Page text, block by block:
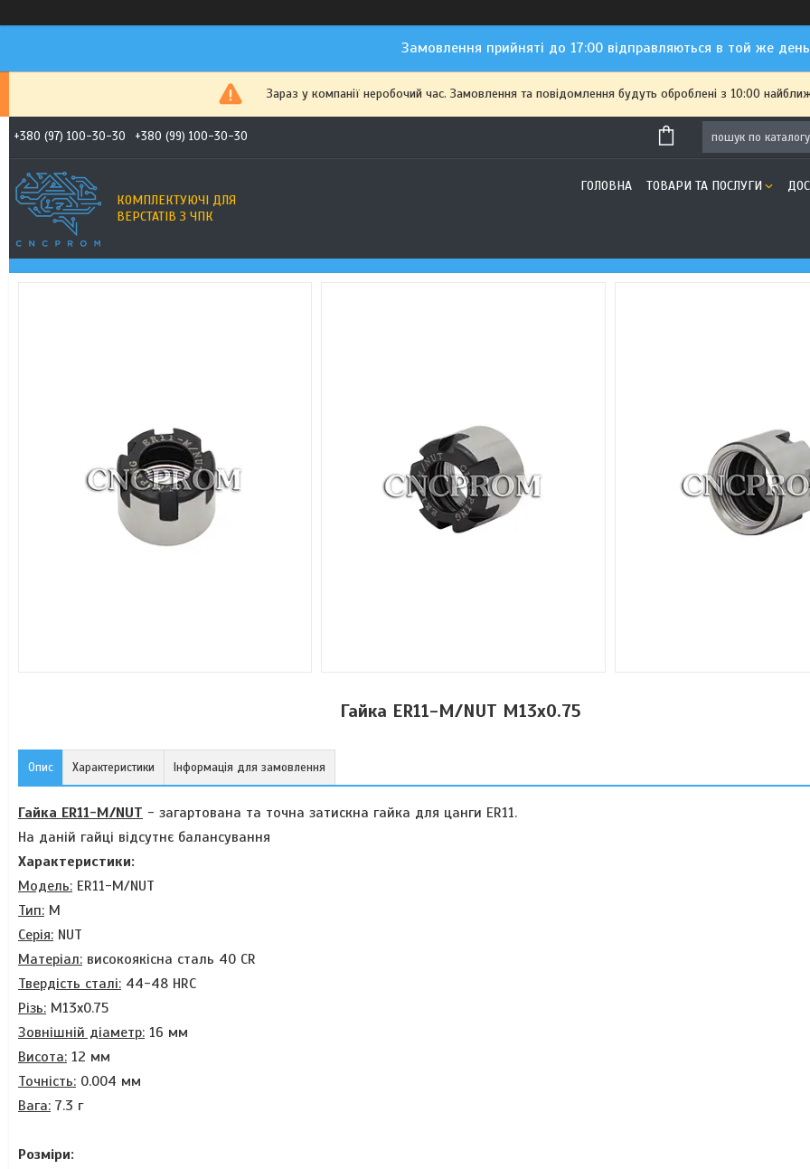
Замовлення прийняті до 17:00 відправляються в той же
Зараз у компанії неробочий час. Замовлення та повідомлення будуть оброблені з 10:00
+380 (97) 100-30-30 +380 (99) 100-30-30
КОМПЛЕКТУЮЧІ ДЛЯ
ВЕРСТАТІВ З ЧПК
ГОЛОВНА ТОВАРИ ТА ПОСЛУГИ
Гайка ER11-M/NUT М13х0.75
Опис Характеристики Інформація для замовлення
Гайка ER11-M/NUT - загартована та точна затискна гайка для цанги ER11.
На даній гайці відсутнє балансування
Характеристики:
Модель: ER11-M/NUT
Тип: М
Серія: NUT
Матеріал: високоякісна сталь 40 CR
Твердість сталі: 44-48 HRC
Різь: М13х0.75
Зовнішній діаметр: 16 мм
Висота: 12 мм
Точність: 0.004 мм
Вага: 7.3 г
Розміри: